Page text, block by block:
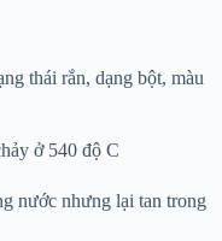
thái rắn, dạng bột, màu
ở 540 độ C
nước nhưng lại tan trong